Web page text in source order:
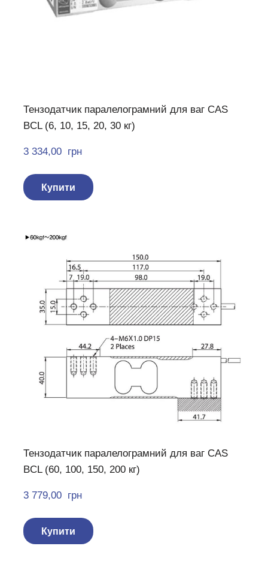
Тензодатчик паралелограмний для ваг CAS
BCL (6, 10, 15, 20, 30 кг)
3 334,00  грн
Купити
Тензодатчик паралелограмний для ваг CAS
BCL (60, 100, 150, 200 кг)
3 779,00  грн
Купити